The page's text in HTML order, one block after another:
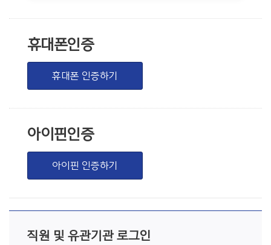
휴대폰인증
휴대폰 인증하기
아이핀인증
아이핀 인증하기
직원 및 유관기관 로그인